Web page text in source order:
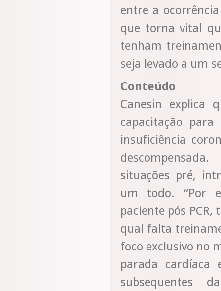
entre a
que torna vital
tenham
seja levado a um
Conteúdo
Canesin explica
capacitação
insuficiência
situações pré,
um todo. “Por
paciente pós
qual falta
foco exclusivo no
parada cardíaca
subsequentes